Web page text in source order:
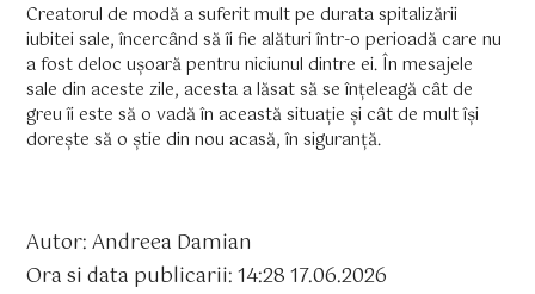
Creatorul de modă a suferit mult pe durata spitalizării
iubitei sale, încercând să îi fie alături într-o perioadă care nu
a fost deloc ușoară pentru niciunul dintre ei. În mesajele
sale din aceste zile, acesta a lăsat să se înțeleagă cât de
greu îi este să o vadă în această situație și cât de mult își
dorește să o știe din nou acasă, în siguranță.
Autor: Andreea Damian
Ora si data publicarii: 14:28 17.06.2026